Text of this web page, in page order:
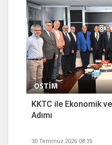
OSTİM
KKTC ile Ekonomik
Adımı
30 Temmuz 2026 08:35